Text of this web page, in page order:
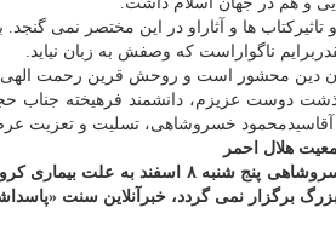
ها و آثاراو در این مختصر نمی
ناگواراست كه وصفش به زبان نیاید.
دین محشور است و روحش قرین رحمت
دوست عزیزم، دانشمند فرهیخته جناب
آقاسیدمحمود خسروشاهی، تسلیت و تعزیت
هلال احمر
جناب استاد سیدهادی خسروشاهی پنج
برگزار نمی گردد، خبرآنلاین سنت